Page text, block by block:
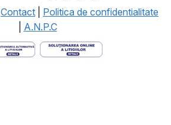
Contact
Politica de confidentialitate
A.N.P.C